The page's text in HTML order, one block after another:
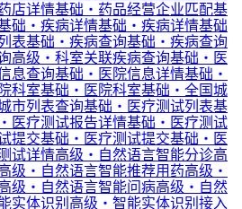
店详情基础·药品经营企业匹配基
础·疾病详情基础·疾病详情基础
表基础·疾病查询基础·疾病查询
高级·科室关联疾病查询基础·医
息查询基础·医院信息详情基础·
科室基础·医院科室基础·全国城
市列表查询基础·医疗测试列表基
医疗测试报告详情基础·医疗测试
提交基础·医疗测试提交基础·医
试详情高级·自然语言智能分诊高
级·自然语言智能推荐用药高级·
级·自然语言智能问病高级·自然
实体识别高级·智能实体识别接入